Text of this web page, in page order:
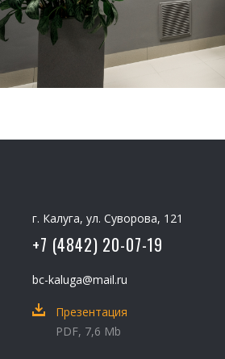
г. Калуга, ул. Суворова, 121
+7 (4842) 20-07-19
bc-kaluga@mail.ru
Презентация
PDF, 7,6 Mb